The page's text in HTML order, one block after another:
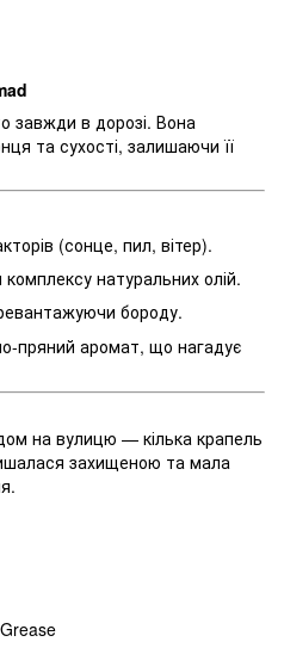
завжди в дорозі. Вона
та сухості, залишаючи її
(сонце, пил, вітер).
натуральних олій.
бороду.
пряний аромат, що нагадує
на вулицю — кілька крапель
захищеною та мала